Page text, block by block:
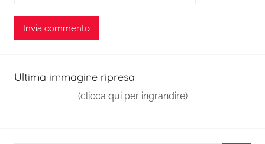
Ultima immagine ripresa
(clicca qui per ingrandire)